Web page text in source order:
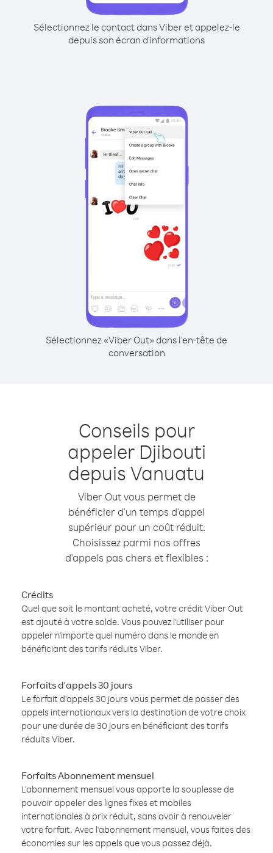
Sélectionnez le contact dans Viber et appelez-le
depuis son écran d'informations
Sélectionnez «Viber Out» dans l'en-tête de
conversation
Conseils pour
appeler Djibouti
depuis Vanuatu
Viber Out vous permet de
bénéficier d'un temps d'appel
supérieur pour un coût réduit.
Choisissez parmi nos offres
d'appels pas chers et flexibles :
Crédits
Quel que soit le montant acheté, votre crédit Viber Out
est ajouté à votre solde. Vous pouvez l'utiliser pour
appeler n'importe quel numéro dans le monde en
bénéficiant des tarifs réduits Viber.
Forfaits d'appels 30 jours
Le forfait d'appels 30 jours vous permet de passer des
appels internationaux vers la destination de votre choix
pour une durée de 30 jours en bénéficiant des tarifs
réduits Viber.
Forfaits Abonnement mensuel
L'abonnement mensuel vous apporte la souplesse de
pouvoir appeler des lignes fixes et mobiles
internationales à prix réduit, sans avoir à renouveler
votre forfait. Avec l'abonnement mensuel, vous faites des
économies sur les appels que vous passez déjà.